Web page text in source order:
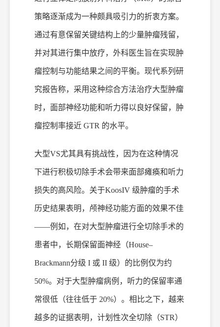
策略逐渐成为一种颇具吸引力的折衷方案。
通过有意保留关键结构上的少量肿瘤残留，
并对其进行集中放疗，外科医生旨在实现肿
瘤控制与功能结果之间的平衡。现代系列研
究报告称，采用这种综合方法治疗大型肿瘤
时，面部神经功能和听力得以良好保留，肿
瘤控制率接近 GTR 的水平。
大型VS尤其具有挑战性，因为在这种情况
下进行积极切除手术会带来面部瘫痪和听力
损失的高风险。关于KoosIV 级肿瘤的手术
历史结果表明，颅神经功能方面的效果不佳
——例如，在对大型肿瘤进行全切除手术的
患者中，长期保留面神经（House–
Brackmann分级 I 或 II 级）的比例仅为约
50%。对于大型肿瘤病例，听力的保留率通
常很低（往往低于 20%）。相比之下，越来
越多的证据表明，计划性次全切除（STR）